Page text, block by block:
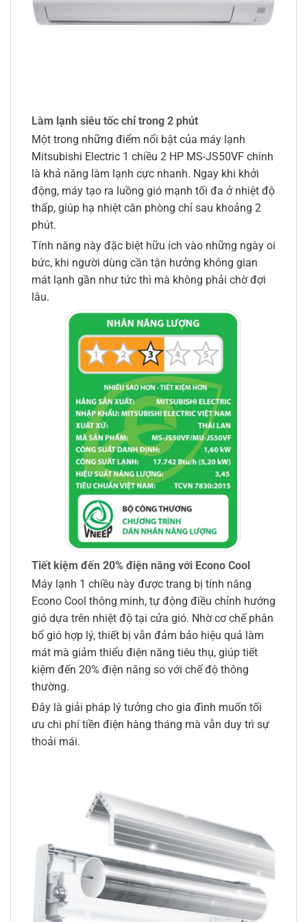
Làm lạnh siêu tốc chỉ trong 2 phút
Một trong những điểm nổi bật của máy lạnh
Mitsubishi Electric 1 chiều 2 HP MS-JS50VF chính
là khả năng làm lạnh cực nhanh. Ngay khi khởi
động, máy tạo ra luồng gió mạnh tối đa ở nhiệt độ
thấp, giúp hạ nhiệt căn phòng chỉ sau khoảng 2
phút.
Tính năng này đặc biệt hữu ích vào những ngày oi
bức, khi người dùng cần tận hưởng không gian
mát lạnh gần như tức thì mà không phải chờ đợi
lâu.
Tiết kiệm đến 20% điện năng với Econo Cool
Máy lạnh 1 chiều này được trang bị tính năng
Econo Cool thông minh, tự động điều chỉnh hướng
gió dựa trên nhiệt độ tại cửa gió. Nhờ cơ chế phân
bổ gió hợp lý, thiết bị vẫn đảm bảo hiệu quả làm
mát mà giảm thiểu điện năng tiêu thụ, giúp tiết
kiệm đến 20% điện năng so với chế độ thông
thường.
Đây là giải pháp lý tưởng cho gia đình muốn tối
ưu chi phí tiền điện hàng tháng mà vẫn duy trì sự
thoải mái.